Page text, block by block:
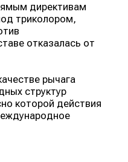
директивам
триколором,
отказалась от
рычага
структур
которой действия